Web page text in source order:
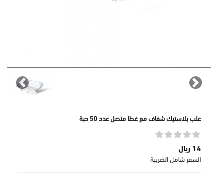
Next
علب بلاستيك شفاف مع غطا متصل عدد 50 حبة
14 ريال
السعر شامل الضريبة